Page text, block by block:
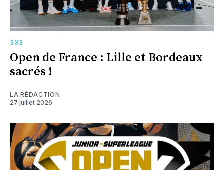
3X3
Open de France : Lille et Bordeaux
sacrés !
LA RÉDACTION
27 juillet 2026